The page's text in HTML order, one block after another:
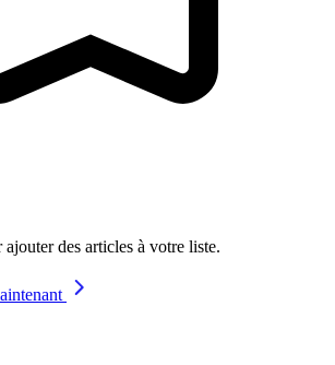
des articles à votre liste.